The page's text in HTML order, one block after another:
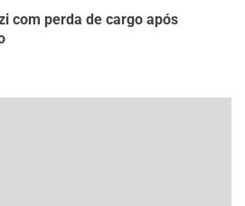
com perda de cargo após